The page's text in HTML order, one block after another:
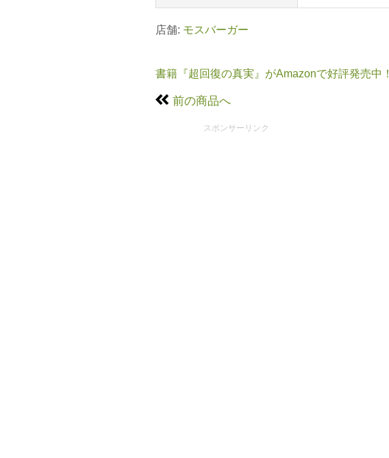
店舗: モスバーガー
書籍『超回復の真実』がAmazonで好評発売中！
前の商品へ
スポンサーリンク